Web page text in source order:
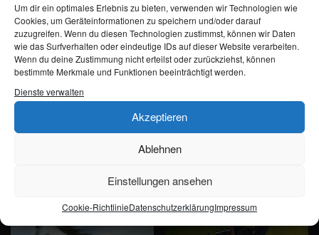
Um dir ein optimales Erlebnis zu bieten, verwenden wir Technologien wie
Cookies, um Geräteinformationen zu speichern und/oder darauf
zuzugreifen. Wenn du diesen Technologien zustimmst, können wir Daten
wie das Surfverhalten oder eindeutige IDs auf dieser Website verarbeiten.
Wenn du deine Zustimmung nicht erteilst oder zurückziehst, können
bestimmte Merkmale und Funktionen beeinträchtigt werden.
Dienste verwalten
Akzeptieren
Ablehnen
Einstellungen ansehen
Cookie-RichtlinieDatenschutzerklärungImpressum
Mahagoni (Trakehner)
Weiterlesen
Donnerhall
Weiterlesen